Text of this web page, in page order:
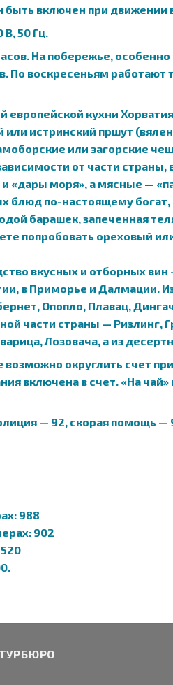
включен при движении
50 Гц.
На побережье,
По воскресеньям
европейской кухни
истринский пршут
или загорские
от части
«дары моря», а мясные —
блюд по-настоящему
барашек, запеченная
попробовать ореховый
вкусных и отборных
в Приморье и Далмации.
Опопло, Плавац,
части страны — Ризлинг,
Лозовача, а из
округлить счет
включена в счет. «На
— 92, скорая помощь —
988
902